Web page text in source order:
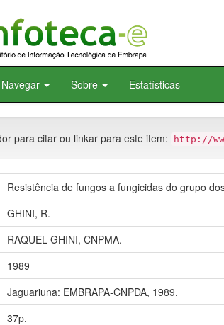
Navegar Sobre Estatísticas
para citar ou linkar para este item: http://
Resistência de fungos a fungicidas do grupo
GHINI, R.
RAQUEL GHINI, CNPMA.
1989
Jaguariuna: EMBRAPA-CNPDA, 1989.
37p.